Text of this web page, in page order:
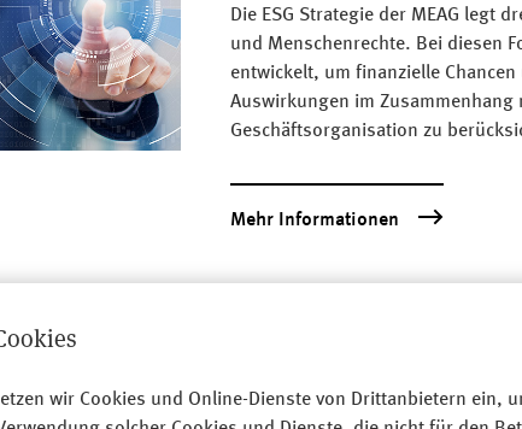
Die ESG Strategie der MEAG legt
und Menschenrechte. Bei diesen
entwickelt, um finanzielle
Auswirkungen im
Geschäftsorganisation zu
Mehr Informationen
wir Cookies und Online-Dienste von Drittanbietern